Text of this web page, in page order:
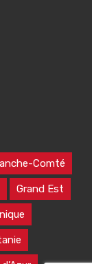
Comté
Grand Est